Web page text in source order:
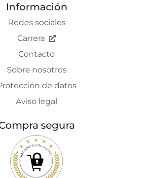
Información
Redes sociales
Carrera
Contacto
Sobre nosotros
de datos
Aviso legal
segura